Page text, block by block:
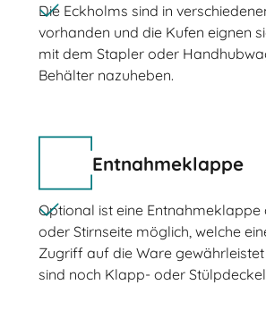
Die Eckholms sind in
vorhanden und die Kufen eignen
mit dem Stapler oder
Behälter nazuheben.
Entnahmeklappe
Optional ist eine Entnahmeklappe
oder Stirnseite möglich, welche
Zugriff auf die Ware
sind noch Klapp- oder